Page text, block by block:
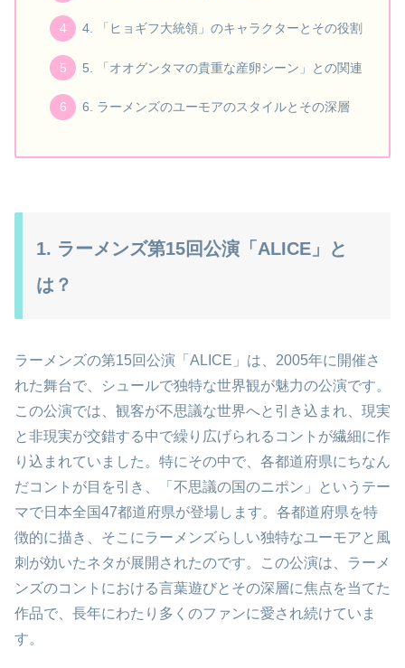
4. 「ヒョギフ大統領」のキャラクターとその役割
5. 「オオグンタマの貴重な産卵シーン」との関連
6. ラーメンズのユーモアのスタイルとその深層
1. ラーメンズ第15回公演「ALICE」と
は？
ラーメンズの第15回公演「ALICE」は、2005年に開催さ
れた舞台で、シュールで独特な世界観が魅力の公演です。
この公演では、観客が不思議な世界へと引き込まれ、現実
と非現実が交錯する中で繰り広げられるコントが繊細に作
り込まれていました。特にその中で、各都道府県にちなん
だコントが目を引き、「不思議の国のニポン」というテー
マで日本全国47都道府県が登場します。各都道府県を特
徴的に描き、そこにラーメンズらしい独特なユーモアと風
刺が効いたネタが展開されたのです。この公演は、ラーメ
ンズのコントにおける言葉遊びとその深層に焦点を当てた
作品で、長年にわたり多くのファンに愛され続けていま
す。